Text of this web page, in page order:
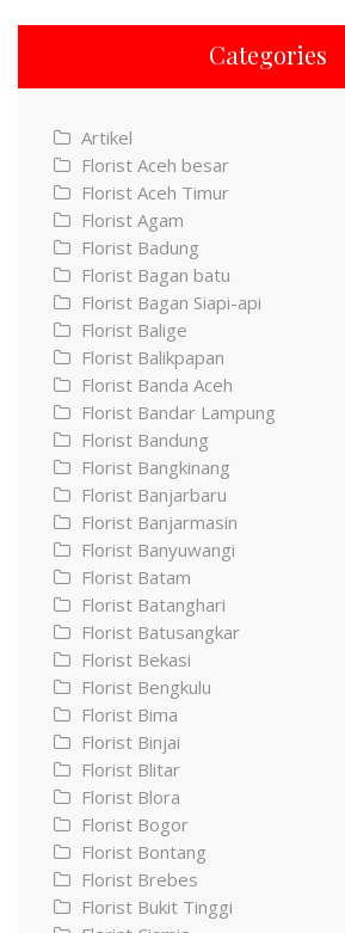
Categories
Artikel
Florist Aceh besar
Florist Aceh Timur
Florist Agam
Florist Badung
Florist Bagan batu
Florist Bagan Siapi-api
Florist Balige
Florist Balikpapan
Florist Banda Aceh
Florist Bandar Lampung
Florist Bandung
Florist Bangkinang
Florist Banjarbaru
Florist Banjarmasin
Florist Banyuwangi
Florist Batam
Florist Batanghari
Florist Batusangkar
Florist Bekasi
Florist Bengkulu
Florist Bima
Florist Binjai
Florist Blitar
Florist Blora
Florist Bogor
Florist Bontang
Florist Brebes
Florist Bukit Tinggi